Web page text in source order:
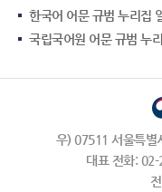
한국어 어문 규범 누리집
국립국어원 어문 규범 누
우) 07511 서울특별
대표 전화: